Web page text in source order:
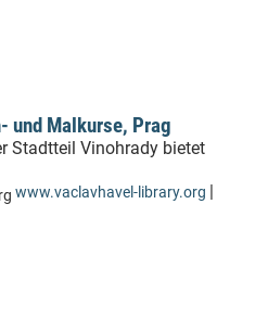
und Malkurse, Prag
Stadtteil Vinohrady bietet
www.vaclavhavel-library.org |